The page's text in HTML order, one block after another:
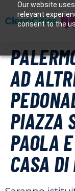
Our website
relevant
consent to the
AD
PIAZZA
PAOLA
CASA DI